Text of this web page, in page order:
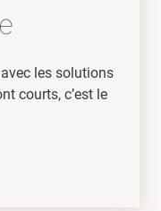
les solutions
courts, c’est le